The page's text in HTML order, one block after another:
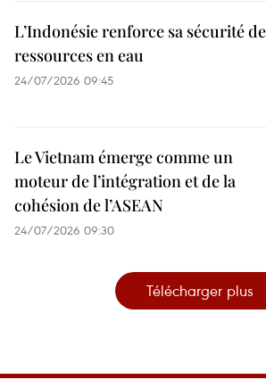
L’Indonésie renforce sa sécurité
ressources en eau
24/07/2026 09:45
Le Vietnam émerge comme un
moteur de l’intégration et de la
cohésion de l’ASEAN
24/07/2026 09:30
Télécharger plus